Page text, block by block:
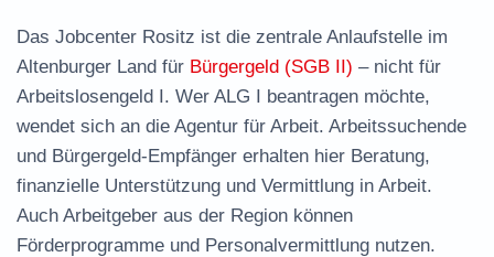
Das Jobcenter Rositz ist die zentrale Anlaufstelle im
Altenburger Land für Bürgergeld (SGB II) – nicht für
Arbeitslosengeld I. Wer ALG I beantragen möchte,
wendet sich an die Agentur für Arbeit. Arbeitssuchende
und Bürgergeld-Empfänger erhalten hier Beratung,
finanzielle Unterstützung und Vermittlung in Arbeit.
Auch Arbeitgeber aus der Region können
Förderprogramme und Personalvermittlung nutzen.